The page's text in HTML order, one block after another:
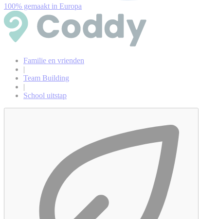
100% gemaakt in Europa
Familie en vrienden
|
Team Building
|
School uitstap